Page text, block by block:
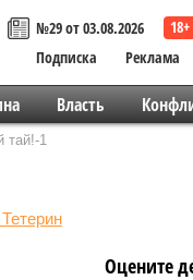
№29 от 03.08.2026
Подписка
Реклама
Власть
тай!-1
Оцените